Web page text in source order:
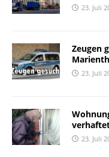
23. Juli
Zeugen
23. Juli
23. Juli